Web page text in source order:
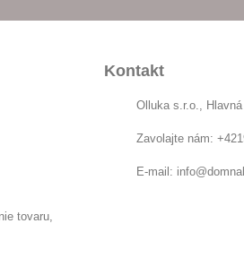
tovaru,
Kontakt
Olluka s.r.o.,
Zavolajte nám:
E-mail: